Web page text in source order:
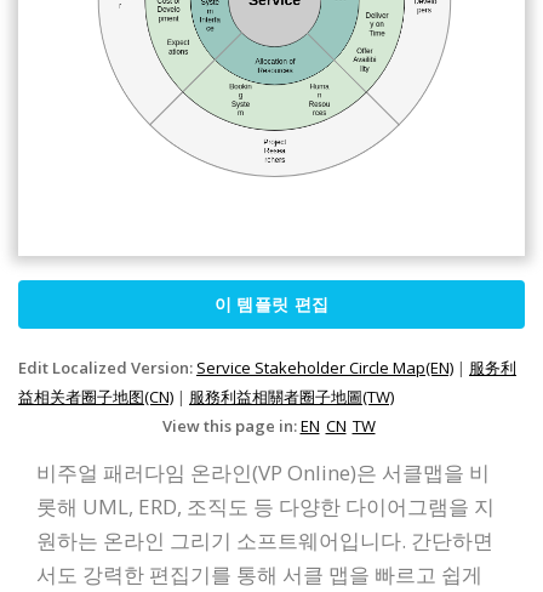
이 템플릿 편집
Edit Localized Version: Service Stakeholder Circle Map(EN) | 服务利
益相关者圈子地图(CN) | 服務利益相關者圈子地圖(TW)
View this page in:EN CN TW
비주얼 패러다임 온라인(VP Online)은 서클맵을 비
롯해 UML, ERD, 조직도 등 다양한 다이어그램을 지
원하는 온라인 그리기 소프트웨어입니다. 간단하면
서도 강력한 편집기를 통해 서클 맵을 빠르고 쉽게